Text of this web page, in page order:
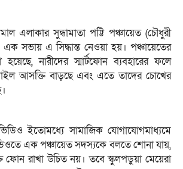
এলাকার সুন্ধামাতা পট্টি পঞ্চায়েত (চৌধুরী
সভায় এ সিদ্ধান্ত নেওয়া হয়। পঞ্চায়েতের
নারীদের স্মার্টফোন ব্যবহারের ফলে
আসক্তি বাড়ছে এবং এতে তাদের চোখের
ইতোমধ্যে সামাজিক যোগাযোগমাধ্যমে
এক পঞ্চায়েত সদস্যকে বলতে শোনা যায়,
ফোন রাখা উচিত নয়। তবে স্কুলপড়ুয়া মেয়েরা